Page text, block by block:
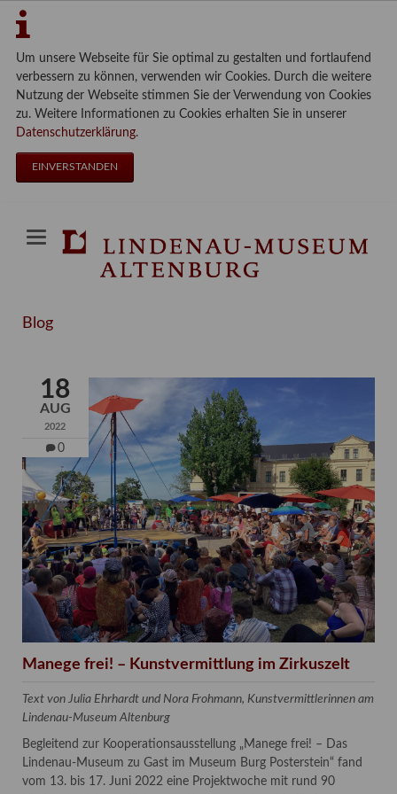
Um unsere Webseite für Sie optimal zu gestalten und fortlaufend
verbessern zu können, verwenden wir Cookies. Durch die weitere
Nutzung der Webseite stimmen Sie der Verwendung von Cookies
zu. Weitere Informationen zu Cookies erhalten Sie in unserer
Datenschutzerklärung.
EINVERSTANDEN
Blog
18
AUG
2022
0
Manege frei! – Kunstvermittlung im Zirkuszelt
Text von Julia Ehrhardt und Nora Frohmann, Kunstvermittlerinnen am
Lindenau-Museum Altenburg
Begleitend zur Kooperationsausstellung „Manege frei! – Das
Lindenau-Museum zu Gast im Museum Burg Posterstein“ fand
vom 13. bis 17. Juni 2022 eine Projektwoche mit rund 90